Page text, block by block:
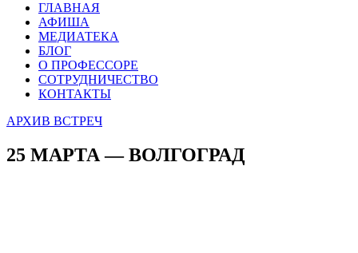
ГЛАВНАЯ
АФИША
МЕДИАТЕКА
БЛОГ
О ПРОФЕССОРЕ
СОТРУДНИЧЕСТВО
КОНТАКТЫ
АРХИВ ВСТРЕЧ
25 МАРТА — ВОЛГОГРАД